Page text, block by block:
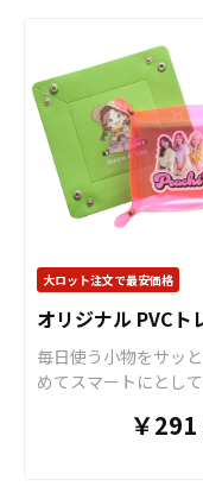
幅も広がります。 アン
ラマーカーは傘の目印
て使用するだけでな
ンやバッグなどのア
リーにも最適です。 ま
イオーの フォンタブ とセッ
トで組み合わせるこ
つながります。 アンブ
マーカーは幅広い年齢
お客様に喜ばれる商品
方々にご利用いただ
すめです。 オリジナ
ズとしてアンブレラマ
ーを製作されてみて
に飾るタペストリーの
に、アニメやアイドル
の推し活グッズとし
人気のタオルです。
国内製造差された今
タオルで、生地・印刷
製すべて国内で製造
す。※印刷後に縁処理
い場合、表の印刷カラ
合わせて縫製致します
納期・小ロットでの対
可能ですのでご不明
りましたらお気軽にご
大ロット注文で最安価格
オリジナル PVCト
毎日使う小物をサッ
めてスマートにとし
らかくて丈夫なPVC
￥291